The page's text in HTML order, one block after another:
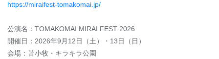
https://miraifest-tomakomai.jp/
公演名：TOMAKOMAI MIRAI FEST 2026
開催日：2026年9月12日（土）・13日（日）
会場：苫小牧・キラキラ公園